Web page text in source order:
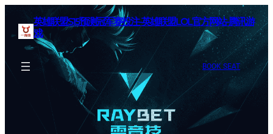
英雄联盟S15预测冠军赛投注-英雄联盟LOL官方网站-腾讯游
戏
BOOK SEAT